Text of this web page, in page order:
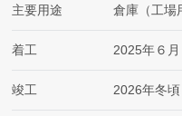
主要用途 倉庫（工場
着工 2025年６月
竣工 2026年冬頃